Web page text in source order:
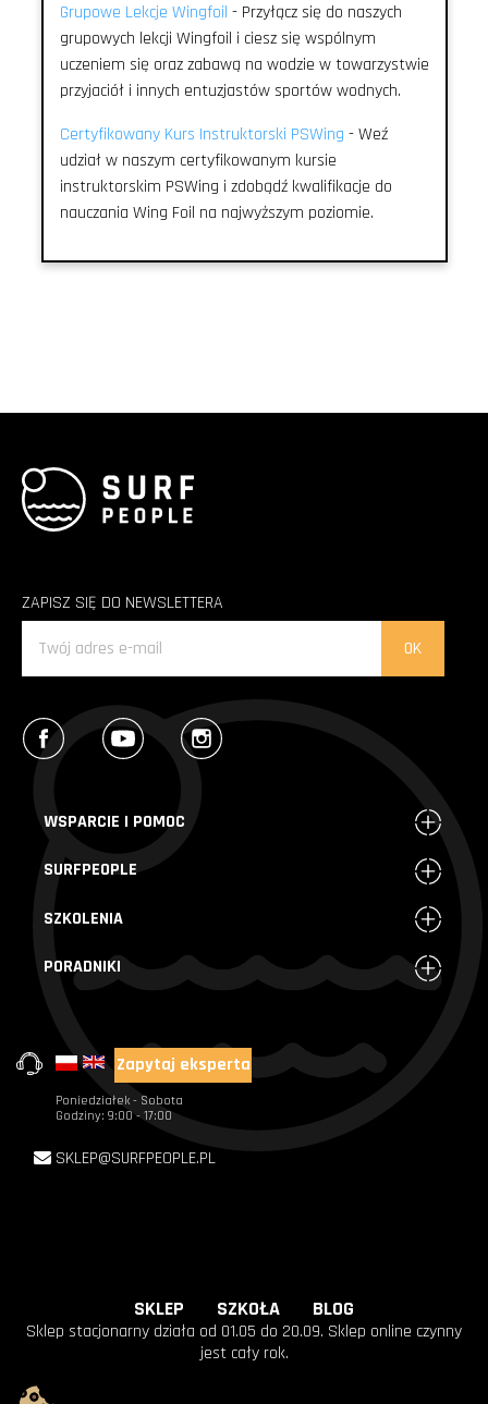
Grupowe Lekcje Wingfoil - Przyłącz się do naszych
grupowych lekcji Wingfoil i ciesz się wspólnym
uczeniem się oraz zabawą na wodzie w towarzystwie
przyjaciół i innych entuzjastów sportów wodnych.
Certyfikowany Kurs Instruktorski PSWing - Weź
udział w naszym certyfikowanym kursie
instruktorskim PSWing i zdobądź kwalifikacje do
nauczania Wing Foil na najwyższym poziomie.
ZAPISZ SIĘ DO NEWSLETTERA
Facebook YouTube Instagram
WSPARCIE I POMOC
SURFPEOPLE
SZKOLENIA
PORADNIKI
+48 720 004 000
Zapytaj eksperta
Poniedziałek - Sobota
Godziny: 9:00 - 17:00
SKLEP@SURFPEOPLE.PL
Sklep stacjonarny działa od 01.05 do 20.09. Sklep online czynny
jest cały rok.
SKLEP SZKOŁA BLOG